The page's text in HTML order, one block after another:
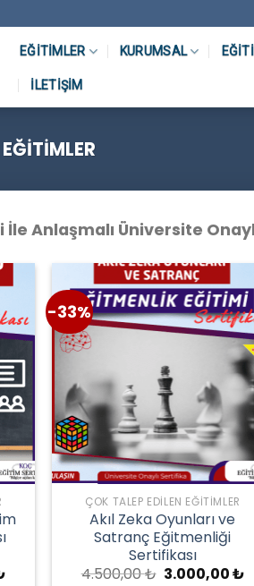
EĞITIMLER KURUMSAL
İLETIŞIM
Anlaşmalı Üniversite
Şu
-33%
ÇOK TALEP EDILEN EĞITIMLER
Akıl Zeka Oyunları ve
Satranç Eğitmenliği
Sertifikası
4.500,00₺ Orijinal
3.000,00₺Şu